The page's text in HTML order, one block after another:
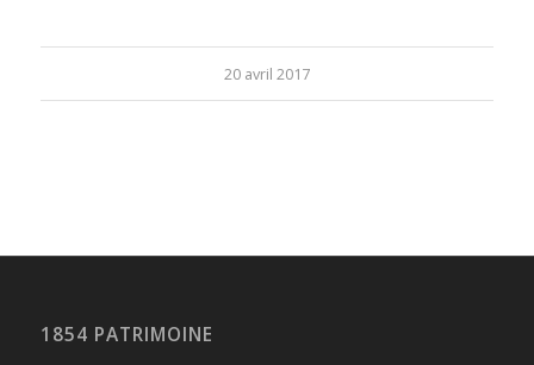
20 avril 2017
1854 PATRIMOINE